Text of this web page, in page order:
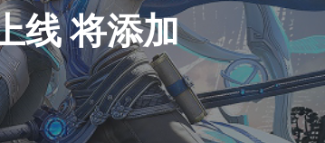
线 将添加